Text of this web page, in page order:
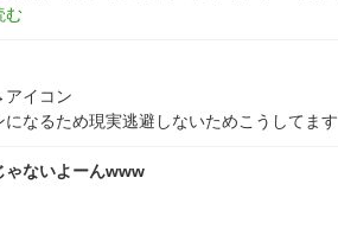
→アイコン
になるため現実逃避しないためこうしてます
ゃないよーんwww